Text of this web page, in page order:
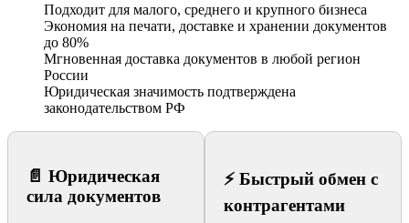
Подходит для малого, среднего и крупного бизнеса
Экономия на печати, доставке и хранении документов
до 80%
Мгновенная доставка документов в любой регион
России
Юридическая значимость подтверждена
законодательством РФ
📄 Юридическая
сила документов
⚡ Быстрый обмен с
контрагентами